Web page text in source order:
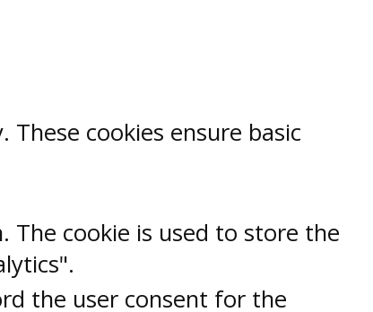
cookies ensure basic
The cookie is used to store the
the user consent for the